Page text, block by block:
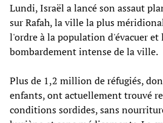
Lundi, Israël a lancé son assaut
sur Rafah, la ville la plus
l'ordre à la population d'évacuer et
bombardement intense de la ville.
Plus de 1,2 million de réfugiés,
enfants, ont actuellement trouvé
conditions sordides, sans